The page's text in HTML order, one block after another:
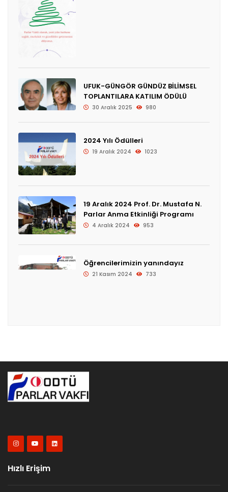
UFUK-GÜNGÖR GÜNDÜZ BİLİMSEL
TOPLANTILARA KATILIM ÖDÜLÜ
30 Aralık 2025 980
2024 Yılı Ödülleri
19 Aralık 2024 1023
19 Aralık 2024 Prof. Dr. Mustafa N.
Parlar Anma Etkinliği Programı
4 Aralık 2024 953
Öğrencilerimizin yanındayız
21 Kasım 2024 733
Hızlı Erişim